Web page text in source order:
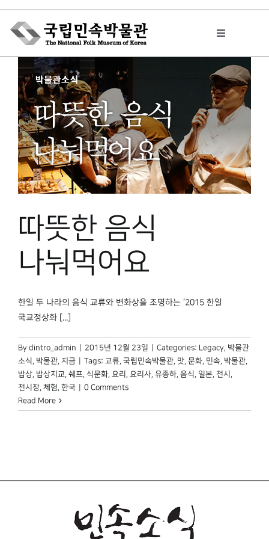
Skip
content
Toggle
박물관에서는
민속이야기
민속 인사이드
원문보기 PDF
박물관 홈페이지
따뜻한 음식
나눠먹어요
한일 두 나라의 음식 교류와 변화상을 조명하는 ‘2015 한일
국교정상화 [...]
By dintro_admin 2015년 12월 23일 Categories: Legacy, 박물관
소식, 박물관, 지금 Tags: 교류, 국립민속박물관, 맛, 문화, 민속, 박물관,
밥상, 밥상지교, 쉐프, 식문화, 요리 , 요리사, 유종하, 음식, 일본, 전시 ,
전시장, 체험, 한국
0 Comments
Read More